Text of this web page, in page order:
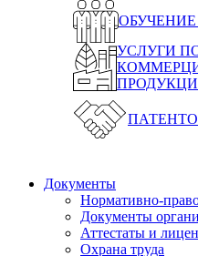
УСЛУГИ
Документы
Нормативно-
Документы
Аттестаты и
Охрана труда